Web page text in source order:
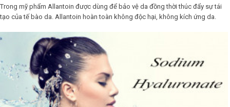
Trong mỹ phẩm Allantoin được dùng để bảo vệ da đồng thời thúc đẩy sự tái
tạo của tế bào da. Allantoin hoàn toàn không độc hại, không kích ứng da.